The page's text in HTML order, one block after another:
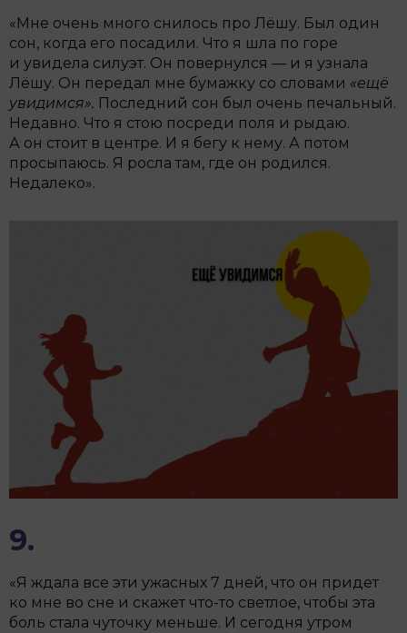
«Мне очень много снилось про Лёшу. Был один
сон, когда его посадили. Что я шла по горе
и увидела силуэт. Он повернулся — и я узнала
Лёшу. Он передал мне бумажку со словами «ещё
увидимся». Последний сон был очень печальный.
Недавно. Что я стою посреди поля и рыдаю.
А он стоит в центре. И я бегу к нему. А потом
просыпаюсь. Я росла там, где он родился.
Недалеко».
9.
«Я ждала все эти ужасных 7 дней, что он придет
ко мне во сне и скажет что-то светлое, чтобы эта
боль стала чуточку меньше. И сегодня утром